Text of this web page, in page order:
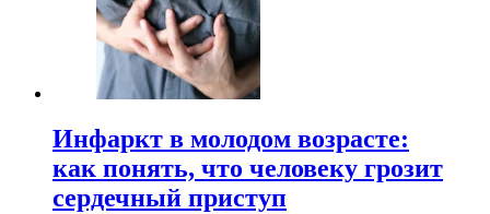
Инфаркт в молодом возрасте:
как понять, что человеку грозит
сердечный приступ